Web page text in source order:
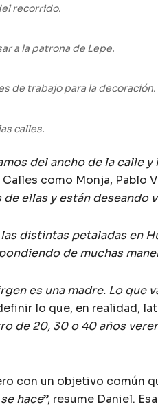
recorrido.
a la patrona de Lepe.
de trabajo para la decoración.
calles.
del ancho de la calle
Calles como Monja, Pablo
ellas y están deseando
distintas petaladas en
de muchas
es una madre. Lo que
lo que, en realidad,
20, 30 o 40 años
con un objetivo común
hace”, resume Daniel.